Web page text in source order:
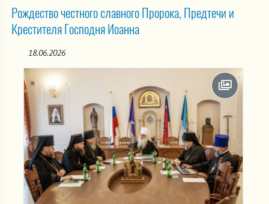
Рождество честного славного Пророка, Предтечи и
Крестителя Господня Иоанна
18.06.2026